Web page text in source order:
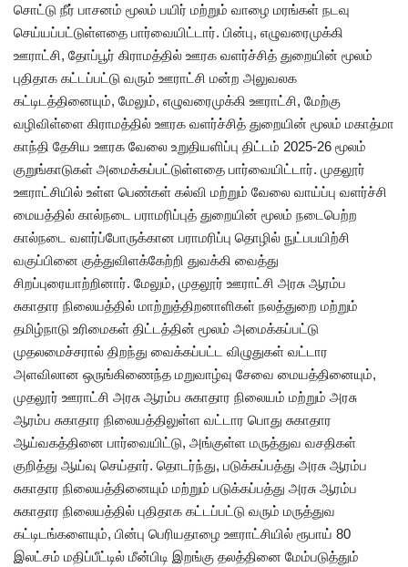
சொட்டு நீர் பாசனம் மூலம் பயிர் மற்றும் வாழை மரங்கள் நடவு
செய்யப்பட்டுள்ளதை பார்வையிட்டார். பின்பு, எழுவரைமுக்கி
ஊராட்சி, தோப்பூர் கிராமத்தில் ஊரக வளர்ச்சித் துறையின் மூலம்
புதிதாக கட்டப்பட்டு வரும் ஊராட்சி மன்ற அலுவலக
கட்டிடத்தினையும், மேலும், எழுவரைமுக்கி ஊராட்சி, மேற்கு
வழிவிள்ளை கிராமத்தில் ஊரக வளர்ச்சித் துறையின் மூலம் மகாத்மா
காந்தி தேசிய ஊரக வேலை உறுதியளிப்பு திட்டம் 2025-26 மூலம்
குறுங்காடுகள் அமைக்கப்பட்டுள்ளதை பார்வையிட்டார். முதலூர்
ஊராட்சியில் உள்ள பெண்கள் கல்வி மற்றும் வேலை வாய்ப்பு வளர்ச்சி
மையத்தில் கால்நடை பராமரிப்புத் துறையின் மூலம் நடைபெற்ற
கால்நடை வளர்ப்போருக்கான பராமரிப்பு தொழில் நுட்பபயிற்சி
வகுப்பினை குத்துவிளக்கேற்றி துவக்கி வைத்து
சிறப்புரையாற்றினார். மேலும், முதலூர் ஊராட்சி அரசு ஆரம்ப
சுகாதார நிலையத்தில் மாற்றுத்திறனாளிகள் நலத்துறை மற்றும்
தமிழ்நாடு உரிமைகள் திட்டத்தின் மூலம் அமைக்கப்பட்டு
முதலமைச்சரால் திறந்து வைக்கப்பட்ட விழுதுகள் வட்டார
அளவிலான ஒருங்கிணைந்த மறுவாழ்வு சேவை மையத்தினையும்,
முதலூர் ஊராட்சி அரசு ஆரம்ப சுகாதார நிலையம் மற்றும் அரசு
ஆரம்ப சுகாதார நிலையத்திலுள்ள வட்டார பொது சுகாதார
ஆய்வகத்தினை பார்வையிட்டு, அங்குள்ள மருத்துவ வசதிகள்
குறித்து ஆய்வு செய்தார். தொடர்ந்து, படுக்கப்பத்து அரசு ஆரம்ப
சுகாதார நிலையத்தினையும் மற்றும் படுக்கப்பத்து அரசு ஆரம்ப
சுகாதார நிலையத்தில் புதிதாக கட்டப்பட்டு வரும் மருத்துவ
கட்டிடங்களையும், பின்பு பெரியதாழை ஊராட்சியில் ரூபாய் 80
இலட்சம் மதிப்பீட்டில் மீன்பிடி இறங்கு தலத்தினை மேம்படுத்தும்